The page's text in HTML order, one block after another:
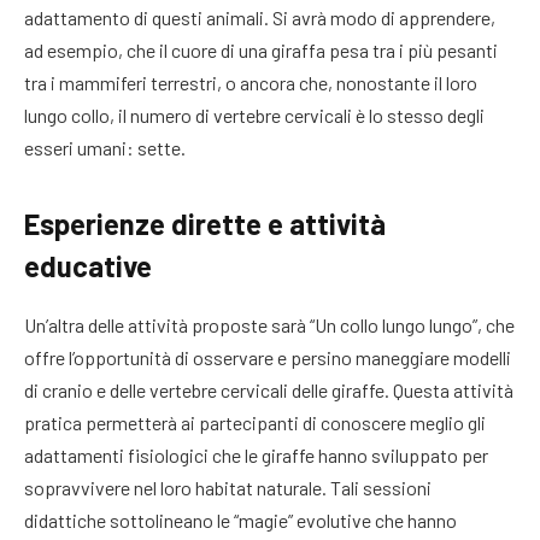
adattamento di questi animali. Si avrà modo di apprendere,
ad esempio, che il cuore di una giraffa pesa tra i più pesanti
tra i mammiferi terrestri, o ancora che, nonostante il loro
lungo collo, il numero di vertebre cervicali è lo stesso degli
esseri umani: sette.
Esperienze dirette e attività
educative
Un’altra delle attività proposte sarà “Un collo lungo lungo”, che
offre l’opportunità di osservare e persino maneggiare modelli
di cranio e delle vertebre cervicali delle giraffe. Questa attività
pratica permetterà ai partecipanti di conoscere meglio gli
adattamenti fisiologici che le giraffe hanno sviluppato per
sopravvivere nel loro habitat naturale. Tali sessioni
didattiche sottolineano le “magie” evolutive che hanno